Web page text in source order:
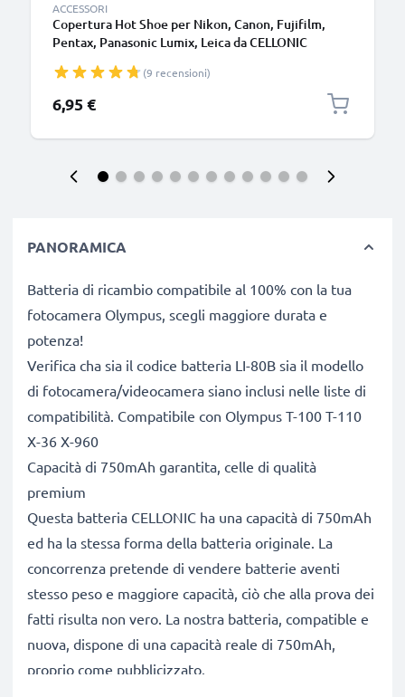
ACCESSORI
Copertura Hot Shoe per Nikon, Canon, Fujifilm,
Pentax, Panasonic Lumix, Leica da CELLONIC
(9 recensioni)
6,95 €
PANORAMICA
Batteria di ricambio compatibile al 100% con la tua
fotocamera Olympus, scegli maggiore durata e
potenza!
Verifica cha sia il codice batteria LI-80B sia il modello
di fotocamera/videocamera siano inclusi nelle liste di
compatibilità. Compatibile con Olympus T-100 T-110
X-36 X-960
Capacità di 750mAh garantita, celle di qualità
premium
Questa batteria CELLONIC ha una capacità di 750mAh
ed ha la stessa forma della batteria originale. La
concorrenza pretende di vendere batterie aventi
stesso peso e maggiore capacità, ciò che alla prova dei
fatti risulta non vero. La nostra batteria, compatible e
nuova, dispone di una capacità reale di 750mAh,
proprio come pubblicizzato.